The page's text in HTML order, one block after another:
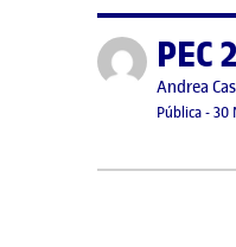
Publicado por
Publicado
Andrea
Visibilidad:
Pública-30